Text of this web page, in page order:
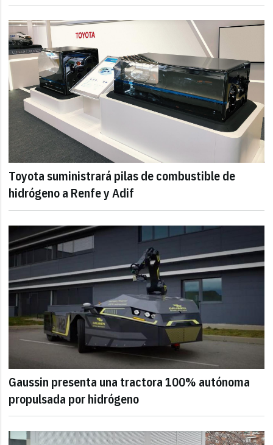
Toyota suministrará pilas de combustible de
hidrógeno a Renfe y Adif
Gaussin presenta una tractora 100% autónoma
propulsada por hidrógeno